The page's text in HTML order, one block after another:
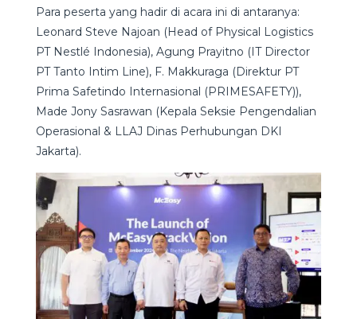
Para peserta yang hadir di acara ini di antaranya:
Leonard Steve Najoan (Head of Physical Logistics
PT Nestlé Indonesia), Agung Prayitno (IT Director
PT Tanto Intim Line), F. Makkuraga (Direktur PT
Prima Safetindo Internasional (PRIMESAFETY)),
Made Jony Sasrawan (Kepala Seksie Pengendalian
Operasional & LLAJ Dinas Perhubungan DKI
Jakarta).